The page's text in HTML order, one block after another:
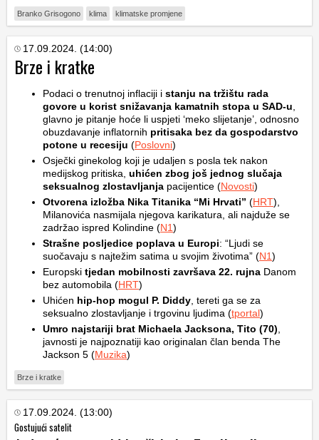
Branko Grisogono klima klimatske promjene
17.09.2024. (14:00)
Brze i kratke
Podaci o trenutnoj inflaciji i stanju na tržištu rada
govore u korist snižavanja kamatnih stopa u SAD-u
glavno je pitanje hoće li uspjeti ‘meko slijetanje’, odnosno
obuzdavanje inflatornih pritisaka bez da gospodarstvo
potone u recesiju (Poslovni)
Osječki ginekolog koji je udaljen s posla tek nakon
medijskog pritiska, uhićen zbog još jednog slučaja
seksualnog zlostavljanja pacijentice (Novosti)
Otvorena izložba Nika Titanika “Mi Hrvati” (HRT),
Milanovića nasmijala njegova karikatura, ali najduže se
zadržao ispred Kolindine (N1)
Strašne posljedice poplava u Europi: “Ljudi se
suočavaju s najtežim satima u svojim životima” (N1)
Europski tjedan mobilnosti završava 22. rujna Danom
bez automobila (HRT)
Uhićen hip-hop mogul P. Diddy , tereti ga se za
seksualno zlostavljanje i trgovinu ljudima (tportal)
Umro najstariji brat Michaela Jacksona, Tito (70)
javnosti je najpoznatiji kao originalan član benda The
Jackson 5 (Muzika)
Brze i kratke
17.09.2024. (13:00)
Gostujući satelit